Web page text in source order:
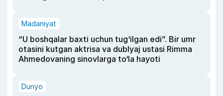
Madaniyat
“U boshqalar baxti uchun tug‘ilgan edi”. Bir umr
otasini kutgan aktrisa va dublyaj ustasi Rimma
Ahmedovaning sinovlarga to‘la hayoti
Dunyo